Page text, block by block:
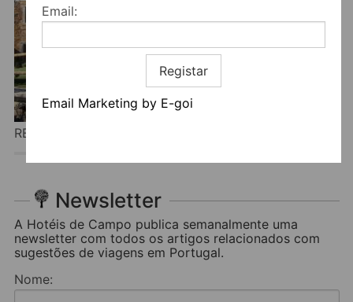
Email:
Registar
Email Marketing by E-goi
REFÚGIOS DO PINHAL
Newsletter
A Hotéis de Campo publica semanalmente uma
newsletter com todos os artigos relacionados com
sugestões de viagens em Portugal.
Nome: